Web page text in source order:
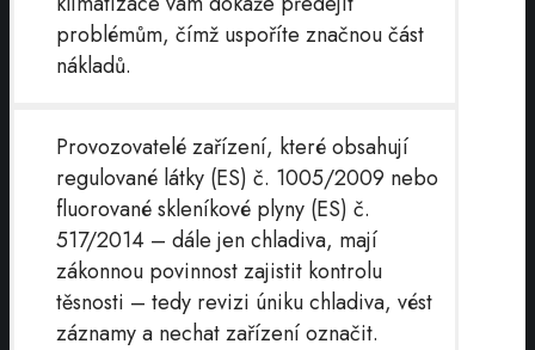
problémům, čímž uspoříte značnou část
nákladů.
Provozovatelé zařízení, které obsahují
regulované látky (ES) č. 1005/2009 nebo
fluorované skleníkové plyny (ES) č.
517/2014 – dále jen chladiva, mají
zákonnou povinnost zajistit kontrolu
těsnosti – tedy revizi úniku chladiva, vést
záznamy a nechat zařízení označit.